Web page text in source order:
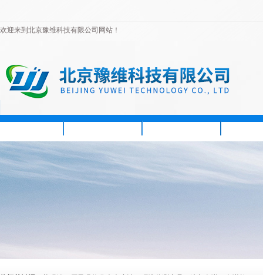
欢迎来到北京豫维科技有限公司网站！